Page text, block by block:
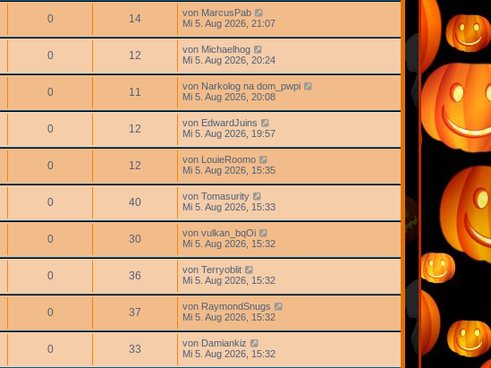
0 14 von MarcusPab
Mi 5. Aug 2026, 21:07
0 12 von Michaelhog
Mi 5. Aug 2026, 20:24
0 11 von Narkolog na dom_pwpi
Mi 5. Aug 2026, 20:08
0 12 von EdwardJuins
Mi 5. Aug 2026, 19:57
0 12 von LouieRoomo
Mi 5. Aug 2026, 15:35
0 40 von Tomasurity
Mi 5. Aug 2026, 15:33
0 30 von vulkan_bqOi
Mi 5. Aug 2026, 15:32
0 36 von Terryoblit
Mi 5. Aug 2026, 15:32
0 37 von RaymondSnugs
Mi 5. Aug 2026, 15:32
0 33 von Damiankiz
Mi 5. Aug 2026, 15:32